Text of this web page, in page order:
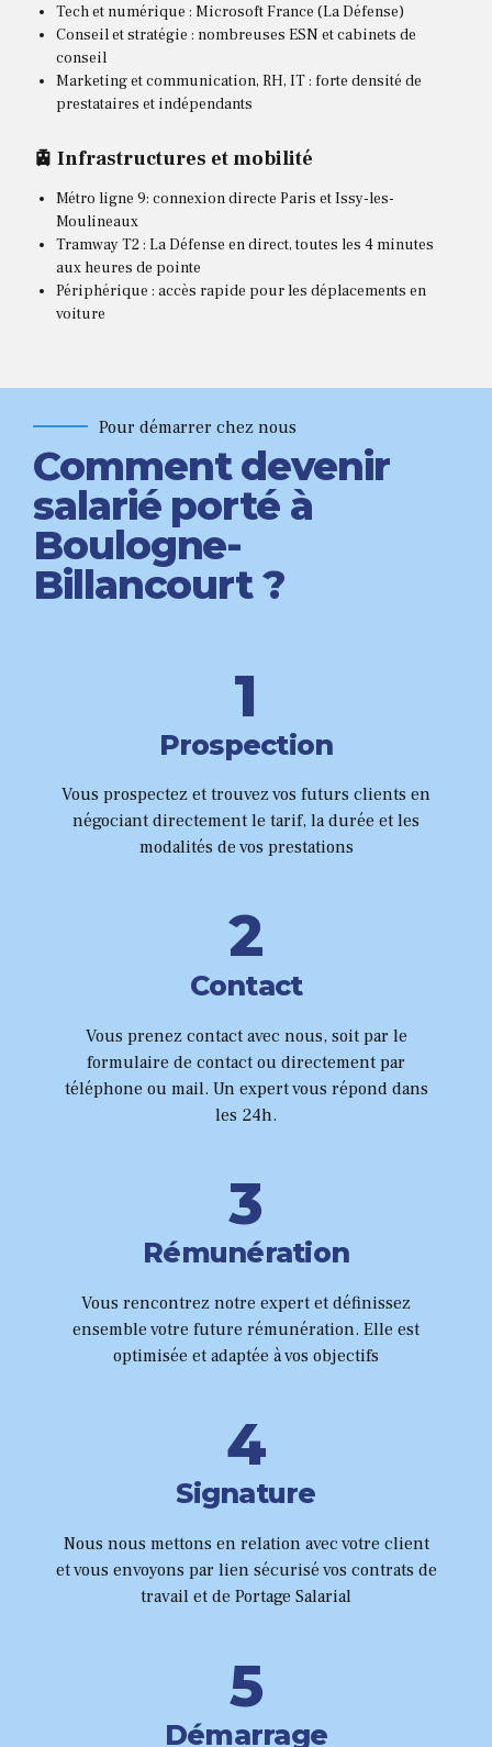
Tech et numérique : Microsoft France (La Défense)
Conseil et stratégie : nombreuses ESN et cabinets de
conseil
Marketing et communication, RH, IT : forte densité de
prestataires et indépendants
🚊 Infrastructures et mobilité
Métro ligne 9: connexion directe Paris et Issy-les-
Moulineaux
Tramway T2 : La Défense en direct, toutes les 4 minutes
aux heures de pointe
Périphérique : accès rapide pour les déplacements en
voiture
Pour démarrer chez nous
Comment devenir
salarié porté à
Boulogne-
Billancourt ?
1
2
3
4
5
6
7
8
0
Prospection
Vous prospectez et trouvez vos futurs clients en
négociant directement le tarif, la durée et les
modalités de vos prestations
0
2
3
4
5
6
7
8
9
Contact
Vous prenez contact avec nous, soit par le
formulaire de contact ou directement par
téléphone ou mail. Un expert vous répond dans
les 24h.
0
1
2
3
4
5
6
7
8
9
0
Rémunération
Vous rencontrez notre expert et définissez
ensemble votre future rémunération. Elle est
optimisée et adaptée à vos objectifs
0
1
2
3
4
5
6
7
8
9
Signature
Nous nous mettons en relation avec votre client
et vous envoyons par lien sécurisé vos contrats de
travail et de Portage Salarial
1
2
3
5
Démarrage